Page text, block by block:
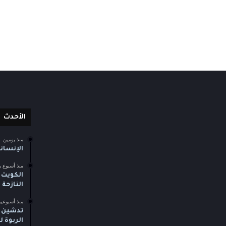
الأحدث
منذ يومين
منذ أسبوع
منذ
تدشين
الربوة